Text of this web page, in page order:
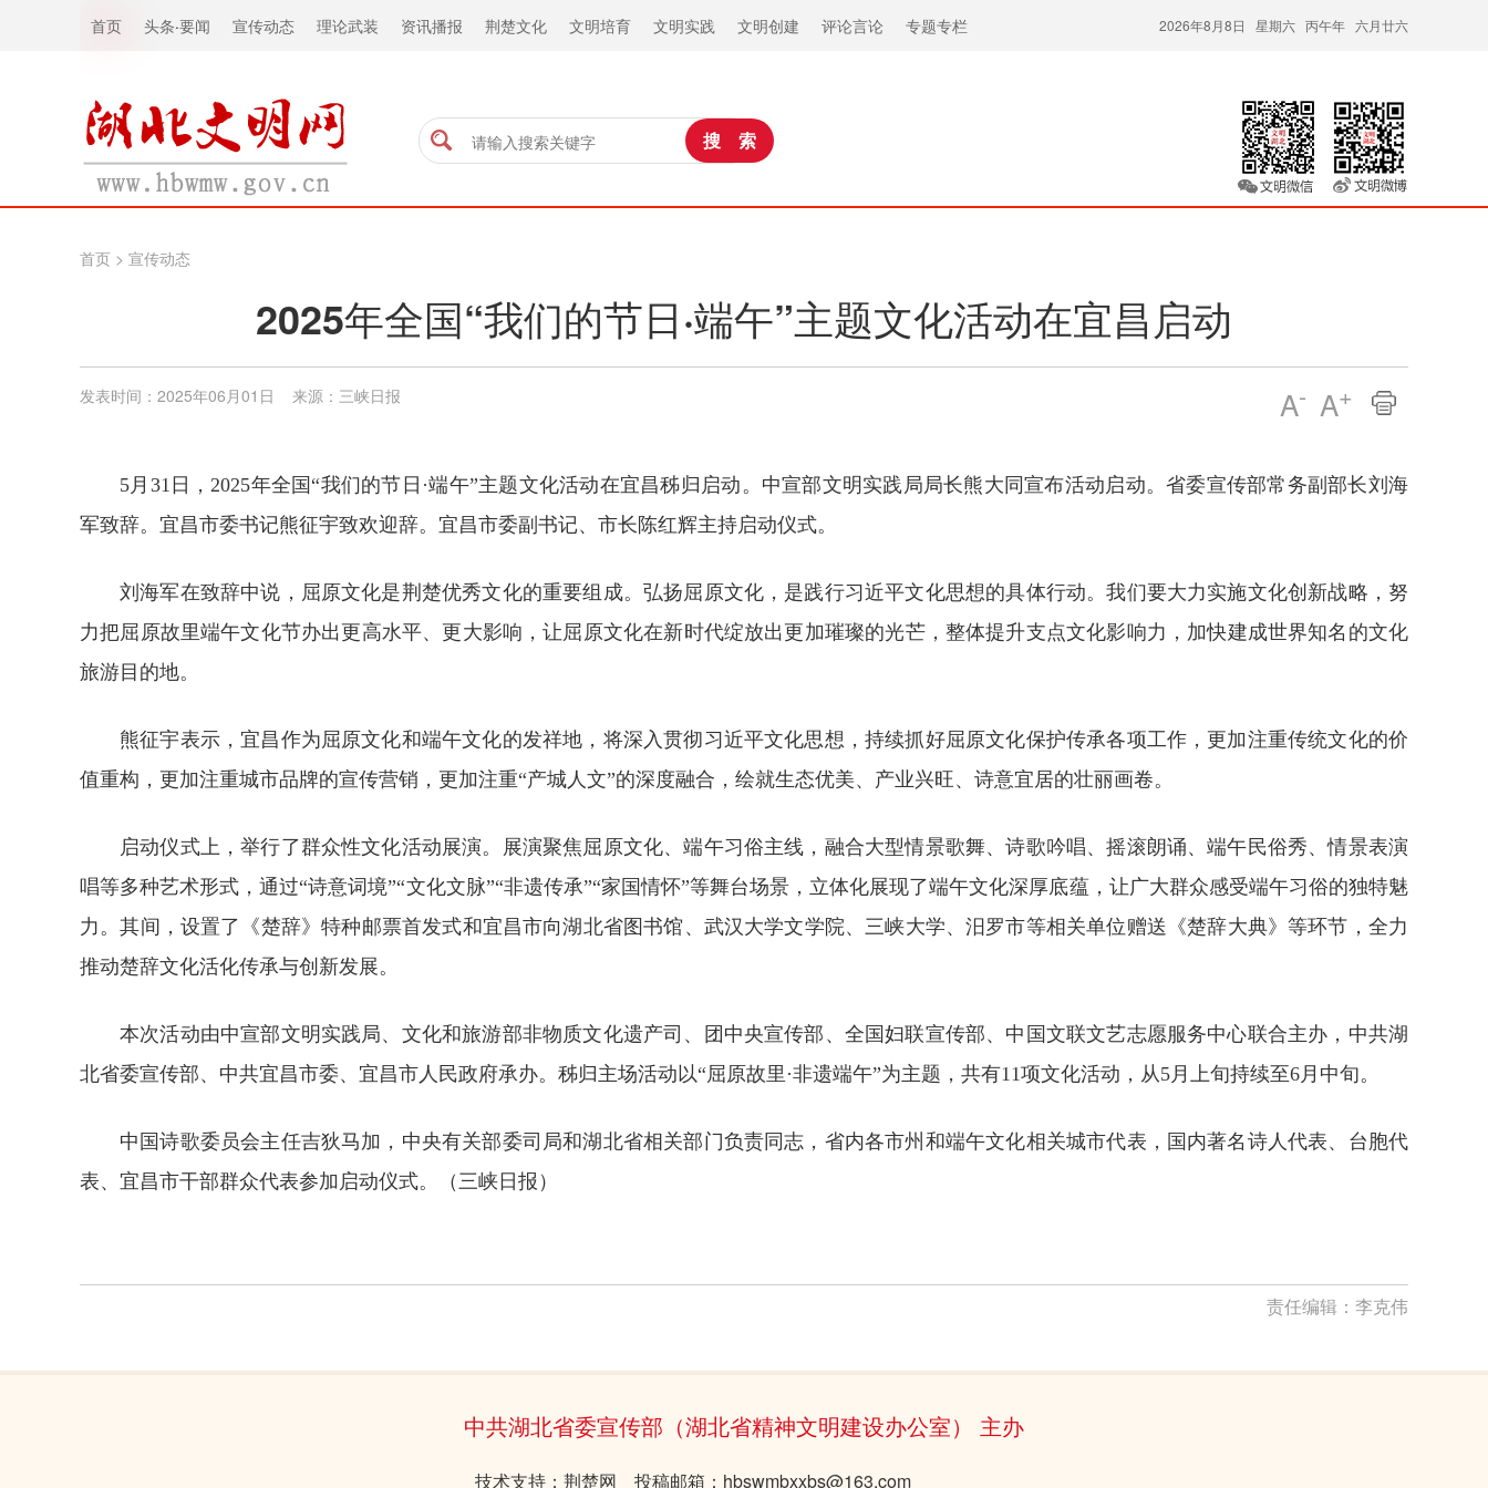
首页 头条·要闻 宣传动态 理论武装 资讯播报 荆楚文化 文明培育 文明实践 文明创建 评论言论 专题专栏 2026年8月8日 星期六 丙午年 六月廿六
首页 > 宣传动态
2025年全国“我们的节日·端午”主题文化活动在宜昌启动
A- A+
发表时间：2025年06月01日 来源：三峡日报
5月31日，2025年全国“我们的节日·端午”主题文化活动在宜昌秭归启动。中宣部文明实践局局长熊大同宣布活动启动。省委宣传部常务副部长刘海
军致辞。宜昌市委书记熊征宇致欢迎辞。宜昌市委副书记、市长陈红辉主持启动仪式。
刘海军在致辞中说，屈原文化是荆楚优秀文化的重要组成。弘扬屈原文化，是践行习近平文化思想的具体行动。我们要大力实施文化创新战略，努
力把屈原故里端午文化节办出更高水平、更大影响，让屈原文化在新时代绽放出更加璀璨的光芒，整体提升支点文化影响力，加快建成世界知名的文化
旅游目的地。
熊征宇表示，宜昌作为屈原文化和端午文化的发祥地，将深入贯彻习近平文化思想，持续抓好屈原文化保护传承各项工作，更加注重传统文化的价
值重构，更加注重城市品牌的宣传营销，更加注重“产城人文”的深度融合，绘就生态优美、产业兴旺、诗意宜居的壮丽画卷。
启动仪式上，举行了群众性文化活动展演。展演聚焦屈原文化、端午习俗主线，融合大型情景歌舞、诗歌吟唱、摇滚朗诵、端午民俗秀、情景表演
唱等多种艺术形式，通过“诗意词境”“文化文脉”“非遗传承”“家国情怀”等舞台场景，立体化展现了端午文化深厚底蕴，让广大群众感受端午习俗的独特魅
力。其间，设置了《楚辞》特种邮票首发式和宜昌市向湖北省图书馆、武汉大学文学院、三峡大学、汨罗市等相关单位赠送《楚辞大典》等环节，全力
推动楚辞文化活化传承与创新发展。
本次活动由中宣部文明实践局、文化和旅游部非物质文化遗产司、团中央宣传部、全国妇联宣传部、中国文联文艺志愿服务中心联合主办，中共湖
北省委宣传部、中共宜昌市委、宜昌市人民政府承办。秭归主场活动以“屈原故里·非遗端午”为主题，共有11项文化活动，从5月上旬持续至6月中旬。
中国诗歌委员会主任吉狄马加，中央有关部委司局和湖北省相关部门负责同志，省内各市州和端午文化相关城市代表，国内著名诗人代表、台胞代
表、宜昌市干部群众代表参加启动仪式。（三峡日报）
责任编辑： 李克伟
中共湖北省委宣传部（湖北省精神文明建设办公室） 主办
技术支持：荆楚网 投稿邮箱：hbswmbxxbs@163.com